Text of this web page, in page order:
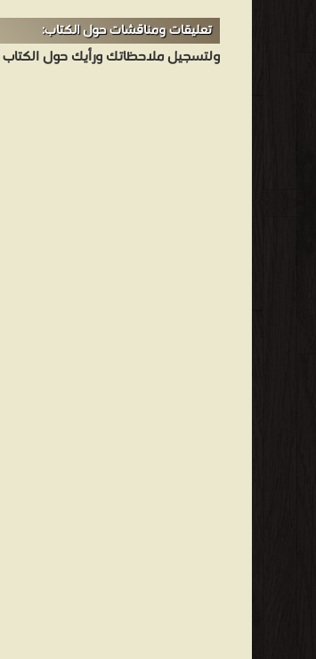
تعليقات ومناقشات حول الكتاب:
ولتسجيل ملاحظاتك ورأيك حول